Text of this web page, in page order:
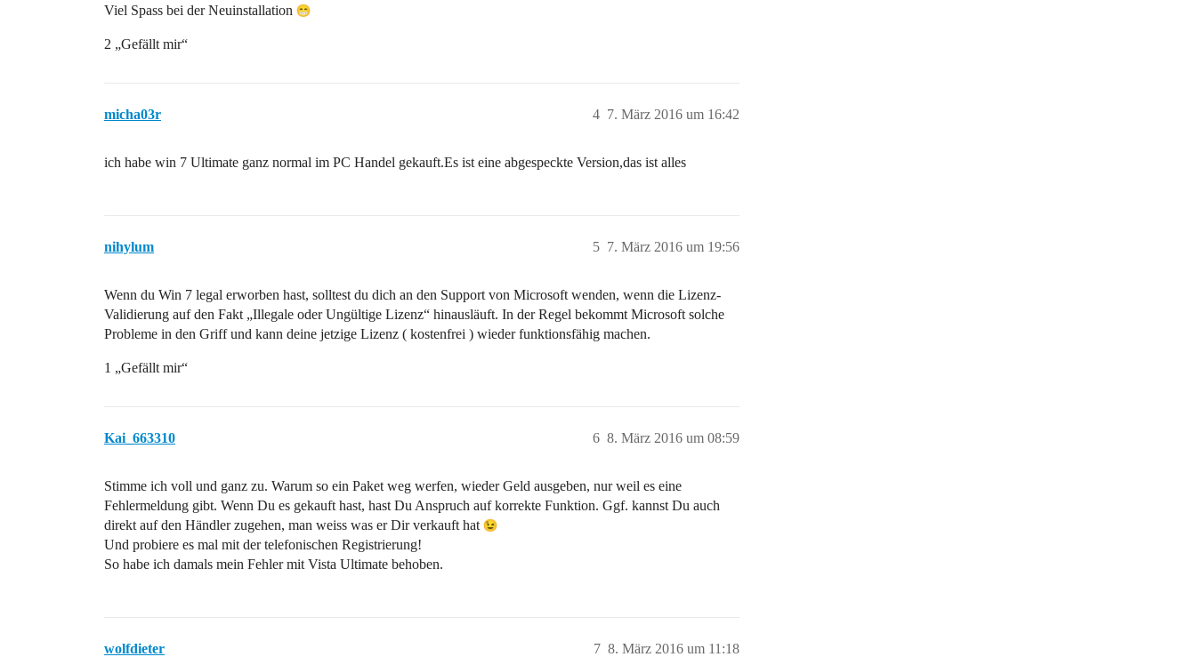
Viel Spass bei der Neuinstallation
2 „Gefällt mir“
micha03r 7. März 2016 um 16:42
4
ich habe win 7 Ultimate ganz normal im PC Handel gekauft.Es ist eine abgespeckte Version,das ist alles
nihylum 7. März 2016 um 19:56
5
Wenn du Win 7 legal erworben hast, solltest du dich an den Support von Microsoft wenden, wenn die Lizenz-
Validierung auf den Fakt „Illegale oder Ungültige Lizenz“ hinausläuft. In der Regel bekommt Microsoft solche
Probleme in den Griff und kann deine jetzige Lizenz ( kostenfrei ) wieder funktionsfähig machen.
1 „Gefällt mir“
Kai_663310 8. März 2016 um 08:59
6
Stimme ich voll und ganz zu. Warum so ein Paket weg werfen, wieder Geld ausgeben, nur weil es eine
Fehlermeldung gibt. Wenn Du es gekauft hast, hast Du Anspruch auf korrekte Funktion. Ggf. kannst Du auch
direkt auf den Händler zugehen, man weiss was er Dir verkauft hat
Und probiere es mal mit der telefonischen Registrierung!
So habe ich damals mein Fehler mit Vista Ultimate behoben.
wolfdieter 8. März 2016 um 11:18
7